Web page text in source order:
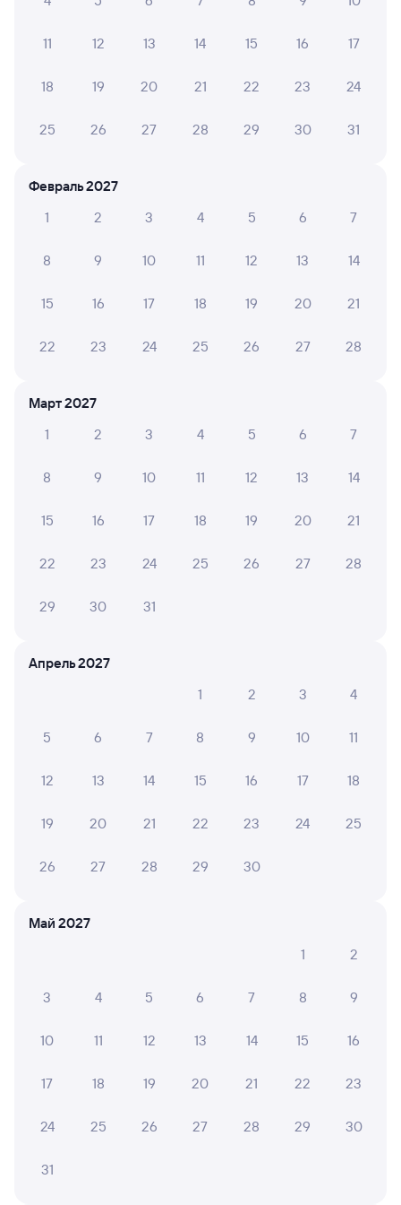
Уральск
Актобе
008Ж Проходящий 4,7
из Саратова-1 Пасс.
в Алматы-2
19:57 05:55
Дни следования ближайшие: 10, 12, 14 августа Маршрут
от1 ⁠029 ⁠₽
Выберите дату
Искать билеты
Отели в Актобе
по этому направлению
Мы отображаем актуальные отзывы и не удаляем
8
29 июня 2026 • Поезд 058Х
нужно быть готовым к тому что поезд опаздывает в
10
11 12 13 14 15 16 17
18 19 20 21 22 23 24
25 26 27 28 29 30 31
Февраль 2027
1
2 3 4 5 6 7
8 9 10 11 12 13 14
15 16 17 18 19 20 21
22 23 24 25 26 27 28
Март 2027
1
2 3 4 5 6 7
8 9 10 11 12 13 14
15 16 17 18 19 20 21
22 23 24 25 26 27 28
29 30 31
Апрель 2027
1
2 3 4
5 6 7 8 9 10 11
12 13 14 15 16 17 18
19 20 21 22 23 24 25
26 27 28 29 30
Май 2027
1
2
3 4 5 6 7 8 9
10 11 12 13 14 15 16
17 18 19 20 21 22 23
24 25 26 27 28 29 30
31